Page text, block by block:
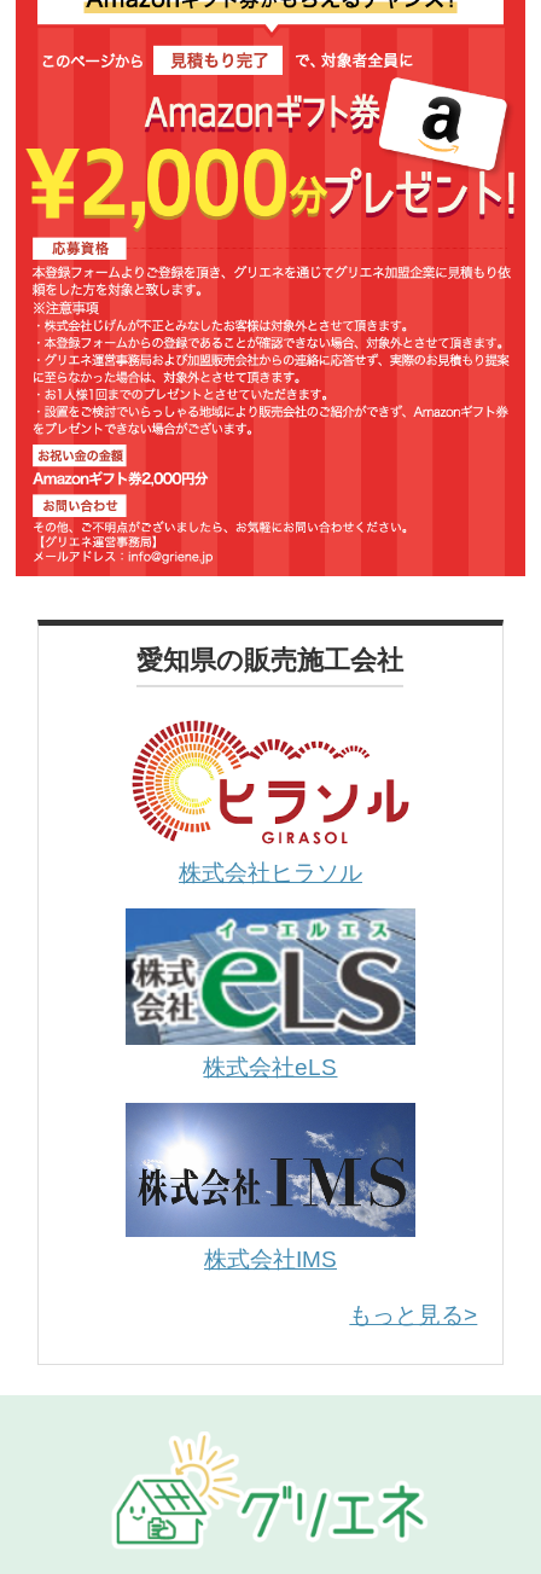
愛知県の販売施工会社
株式会社ヒラソル
株式会社eLS
株式会社IMS
もっと見る>